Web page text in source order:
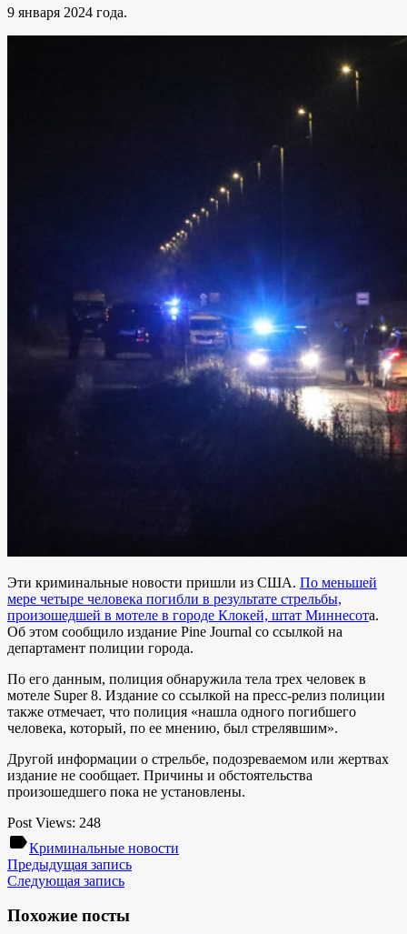
9 января 2024 года.
Эти криминальные новости пришли из США. По меньшей
мере четыре человека погибли в результате стрельбы,
произошедшей в мотеле в городе Клокей, штат Миннесота.
Об этом сообщило издание Pine Journal со ссылкой на
департамент полиции города.
По его данным, полиция обнаружила тела трех человек в
мотеле Super 8. Издание со ссылкой на пресс-релиз полиции
также отмечает, что полиция «нашла одного погибшего
человека, который, по ее мнению, был стрелявшим».
Другой информации о стрельбе, подозреваемом или жертвах
издание не сообщает. Причины и обстоятельства
произошедшего пока не установлены.
Post Views: 248
labelКриминальные новости
Предыдущая запись
Следующая запись
Похожие посты